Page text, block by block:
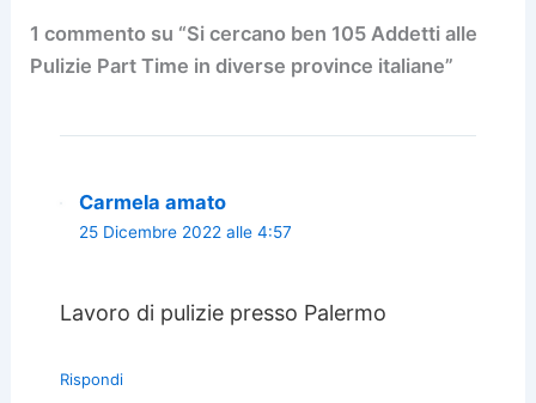
1 commento su “Si cercano ben 105 Addetti alle
Pulizie Part Time in diverse province italiane”
Carmela amato
25 Dicembre 2022 alle 4:57
Lavoro di pulizie presso Palermo
Rispondi